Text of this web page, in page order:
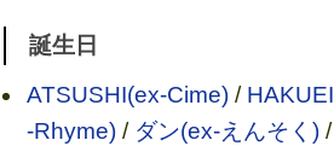
誕生日
ATSUSHI(ex-Cime)/ HAKUEI
-Rhyme)/ ダン(ex-えんそく)/